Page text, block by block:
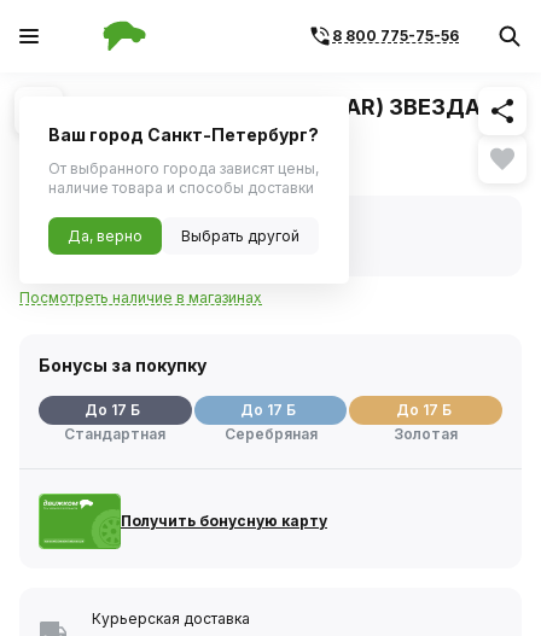
8 800 775-75-56
1/1 Похожие
Колпаки (на защелке) R14 (STAR) ЗВЕЗДА
Super Silver 2шт.
Нет в наличии
Нет в наличии
Код товара:246980
Артикул:s14463
Посмотреть наличие в магазинах
Бонусы за покупку
До 17 Б
Стандартная
До 17 Б
Серебряная
До 17 Б
Золотая
Получить бонусную карту
Курьерская доставка
Ваш город Санкт-Петербург?
От выбранного города зависят цены,
наличие товара и способы доставки
Да, верно Выбрать другой